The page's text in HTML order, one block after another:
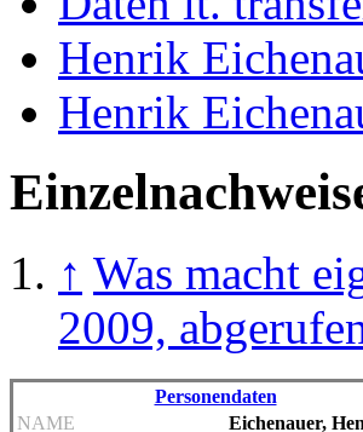
Henrik
Henrik
↑ Was macht
2009,
Personendaten
NAME
Eichenauer,